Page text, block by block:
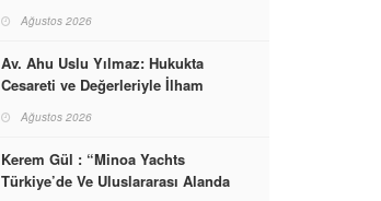
Ağustos 2026
Av. Ahu Uslu Yılmaz: Hukukta
Cesareti ve Değerleriyle İlham
Ağustos 2026
Kerem Gül : “Minoa Yachts
Türkiye’de Ve Uluslararası Alanda